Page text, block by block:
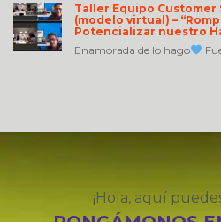
Taller Equipo Customer
(modelo virtual) –
Potencializar nuestro
Enamorada de lo hago
¡Hola, aquí